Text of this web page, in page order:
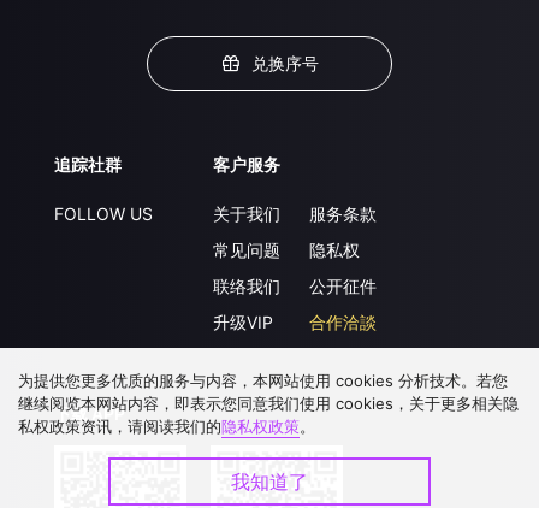
兑换序号
追踪社群
FOLLOW US
客户服务
关于我们
常见问题
联络我们
升级VIP
服务条款
隐私权
公开征件
合作洽談
下载 APP
为提供您更多优质的服务与内容，本网站使用 cookies 分析技术。若您
继续阅览本网站内容，即表示您同意我们使用 cookies，关于更多相关隐
私权政策资讯，请阅读我们的隐私权政策。
我知道了